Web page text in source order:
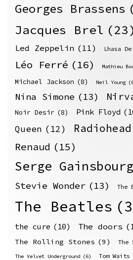
Georges Brassens
Jacques Brel (23)
Led Zeppelin (11) Lhasa
Léo Ferré (16) Mathieu
Michael Jackson (8) Neil Young
Nina Simone (13)
Noir Desir (8) Pink Floyd
Queen (12) Radiohead
Renaud (15)
Serge Gainsbourg
Stevie Wonder (13) The
The Beatles
the cure (10) The doors
The Rolling Stones (9) The
The Velvet Underground (6) Tom Waits